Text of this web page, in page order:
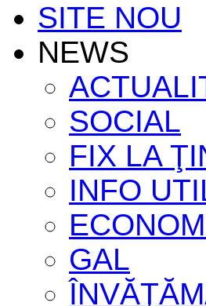
SITE NOU
NEWS
SOCIAL
FIX LA
INFO
GAL